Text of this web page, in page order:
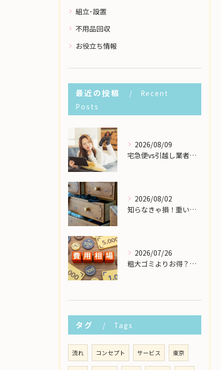
組立･設置
不用品回収
お役立ち情報
最近の投稿
Recent
Posts
2026/08/09
宅急便vs引越し業者！個人の大型家具配送で一番安いのはどこ？
2026/08/02
知らなきゃ損！重い大型家具の配送費用を格安に抑える裏ワザ
2026/07/26
粗大ゴミよりお得？大型家具の処分業者にかかる費用相場を解説
タグ Tags
流れ コンセプト サービス 東京